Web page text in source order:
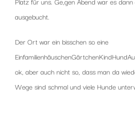
ausgebucht.
Der Ort war ein bisschen so eine
ok, aber auch nicht so, dass man da
Wege sind schmal und viele Hunde